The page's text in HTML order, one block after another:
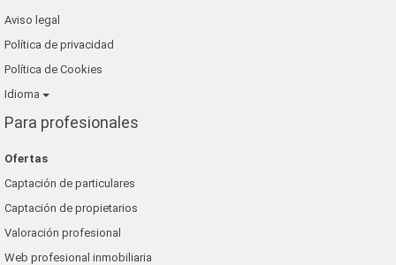
Aviso legal
Política de privacidad
Política de Cookies
Idioma
Para profesionales
Ofertas
Captación de particulares
Captación de propietarios
Valoración profesional
Web profesional inmobiliaria